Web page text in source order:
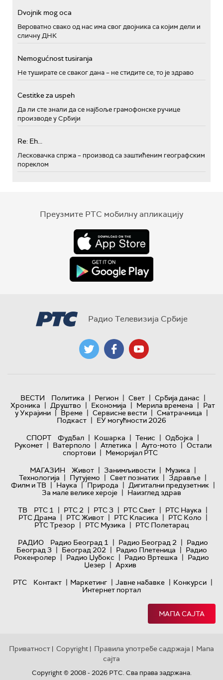
Dvojnik mog oca
Вероватно свако од нас има свог двојника са којим дели и
сличну ДНК
Nemogućnost tusiranja
Не туширате се сваког дана – не стидите се, то је здраво
Cestitke za uspeh
Да ли сте знали да се најбоље грамофонске ручице
производе у Србији
Re: Eh...
Лесковачка спржа – производ са заштићеним географским
пореклом
Преузмите РТС мобилну апликацију
Радио Телевизија Србије
ВЕСТИ Политика | Регион | Свет | Србија данас |
Хроника | Друштво | Економија | Мерила времена | Рат
у Украјини | Време | Сервисне вести | Сматрачница |
Подкаст | ЕУ могућности 2026
СПОРТ
Фудбал | Кошарка | Тенис | Одбојка |
Рукомет | Ватерполо | Атлетика | Ауто-мото | Остали
спортови | Меморијал РТС
МАГАЗИН
Живот | Занимљивости | Музика |
Технологијa | Путујемо | Свет познатих | Здравље |
Филм и ТВ | Наука | Природа | Дигитални предузетник |
За мале велике хероје | Наизглед здрав
ТВ
РТС 1 | РТС 2 | РТС 3 | РТС Свет | РТС Наука |
РТС Драма | РТС Живот | РТС Класика | РТС Коло |
РТС Трезор | РТС Музика | РТС Полетарац
РАДИО
Радио Београд 1 | Радио Београд 2 | Радио
Београд 3 | Београд 202 | Радио Плетеница | Радио
Рокенролер | Радио Џубокс | Радио Вртешка | Радио
Џезер | Архив
РТС
Контакт | Маркетинг | Јавне набавке | Конкурси |
Интернет портал
МАПА САЈТА
Приватност | Copyright | Правила употребе садржаја | Мапа
сајта
Copyright © 2008 - 2026 РТС. Сва права задржана.